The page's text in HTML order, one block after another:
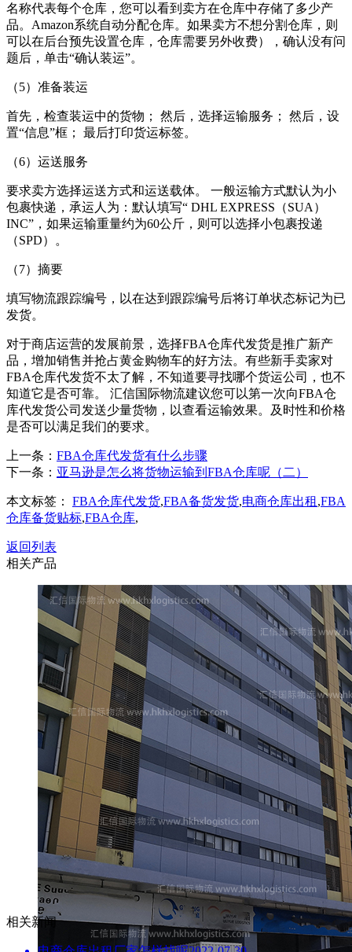
名称代表每个仓库，您可以看到卖方在仓库中存储了多少产
品。Amazon系统自动分配仓库。如果卖方不想分割仓库，则
可以在后台预先设置仓库，仓库需要另外收费），确认没有问
题后，单击“确认装运”。
（5）准备装运
首先，检查装运中的货物； 然后，选择运输服务； 然后，设
置“信息”框； 最后打印货运标签。
（6）运送服务
要求卖方选择运送方式和运送载体。 一般运输方式默认为小
包裹快递，承运人为：默认填写“ DHL EXPRESS（SUA）
INC”，如果运输重量约为60公斤，则可以选择小包裹投递
（SPD）。
（7）摘要
填写物流跟踪编号，以在达到跟踪编号后将订单状态标记为已
发货。
对于商店运营的发展前景，选择FBA仓库代发货是推广新产
品，增加销售并抢占黄金购物车的好方法。有些新手卖家对
FBA仓库代发货不太了解，不知道要寻找哪个货运公司，也不
知道它是否可靠。 汇信国际物流建议您可以第一次向FBA仓
库代发货公司发送少量货物，以查看运输效果。及时性和价格
是否可以满足我们的要求。
上一条： FBA仓库代发货有什么步骤
下一条： 亚马逊是怎么将货物运输到FBA仓库呢（二）
本文标签： FBA仓库代发货,FBA备货发货,电商仓库出租 ,FBA
仓库备货贴标,FBA仓库,
返回列表
相关产品
相关新闻